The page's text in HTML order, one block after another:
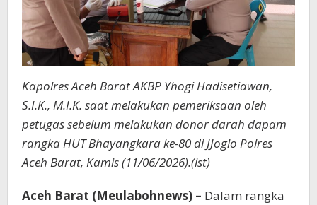
Kapolres Aceh Barat AKBP Yhogi Hadisetiawan,
S.I.K., M.I.K. saat melakukan pemeriksaan oleh
petugas sebelum melakukan donor darah dapam
rangka HUT Bhayangkara ke-80 di JJoglo Polres
Aceh Barat, Kamis (11/06/2026).(ist)
Aceh Barat (Meulabohnews) – Dalam rangka